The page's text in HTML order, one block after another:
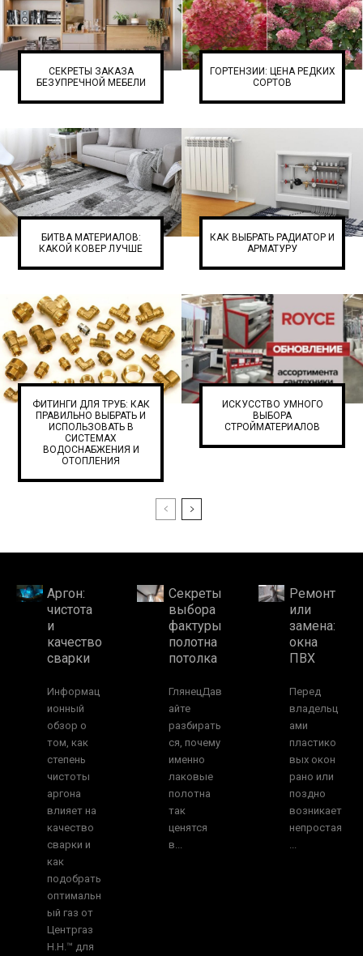
СЕКРЕТЫ ЗАКАЗА
БЕЗУПРЕЧНОЙ МЕБЕЛИ
ГОРТЕНЗИИ: ЦЕНА РЕДКИХ
СОРТОВ
БИТВА МАТЕРИАЛОВ:
КАКОЙ КОВЕР ЛУЧШЕ
КАК ВЫБРАТЬ РАДИАТОР И
АРМАТУРУ
ФИТИНГИ ДЛЯ ТРУБ: КАК
ПРАВИЛЬНО ВЫБРАТЬ И
ИСПОЛЬЗОВАТЬ В
СИСТЕМАХ
ВОДОСНАБЖЕНИЯ И
ОТОПЛЕНИЯ
ИСКУССТВО УМНОГО
ВЫБОРА
СТРОЙМАТЕРИАЛОВ
Аргон:
чистота
и
качество
сварки
Информац
ионный
обзор о
том, как
степень
чистоты
аргона
влияет на
качество
сварки и
как
подобрать
оптимальн
ый газ от
Центргаз
Н.Н.™ для
Секреты
выбора
фактуры
полотна
потолка
ГлянецДав
айте
разбирать
ся, почему
именно
лаковые
полотна
так
ценятся
в...
Ремонт
или
замена:
окна
ПВХ
Перед
владельц
ами
пластико
вых окон
рано или
поздно
возникает
непростая